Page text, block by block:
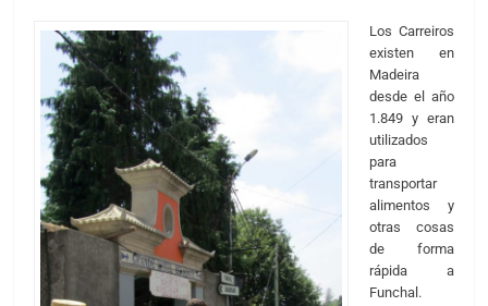
Los Carreiros
existen en
Madeira
desde el año
1.849 y eran
utilizados
para
transportar
alimentos y
otras cosas
de forma
rápida a
Funchal.